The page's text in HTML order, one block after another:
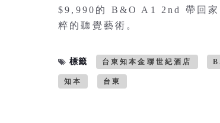
$9,990的 B&O A1 2nd 帶回家
粹的聽覺藝術。
標籤 台東知本金聯世紀酒店
知本 台東